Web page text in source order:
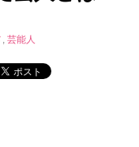
, 芸能人